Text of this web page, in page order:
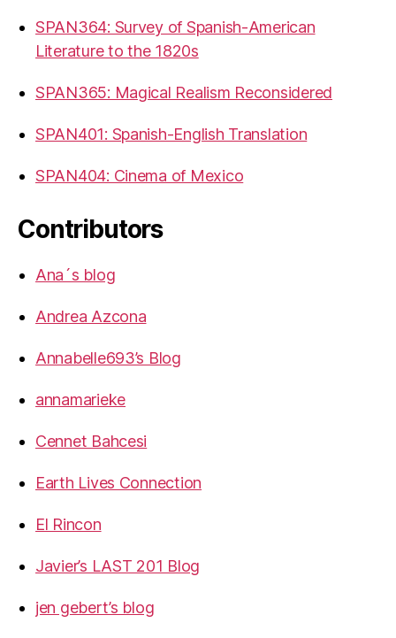
SPAN364: Survey of Spanish-American
Literature to the 1820s
SPAN365: Magical Realism Reconsidered
SPAN401: Spanish-English Translation
SPAN404: Cinema of Mexico
Contributors
Ana´s blog
Andrea Azcona
Annabelle693’s Blog
annamarieke
Cennet Bahcesi
Earth Lives Connection
El Rincon
Javier’s LAST 201 Blog
jen gebert’s blog